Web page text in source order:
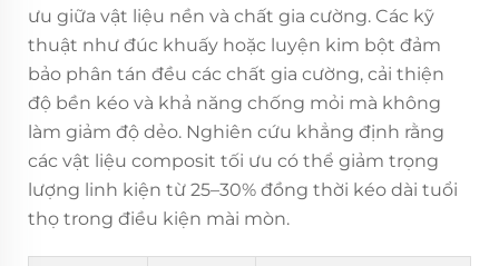
ưu giữa vật liệu nền và chất gia cường. Các kỹ
thuật như đúc khuấy hoặc luyện kim bột đảm
bảo phân tán đều các chất gia cường, cải thiện
độ bền kéo và khả năng chống mỏi mà không
làm giảm độ dẻo. Nghiên cứu khẳng định rằng
các vật liệu composit tối ưu có thể giảm trọng
lượng linh kiện từ 25–30% đồng thời kéo dài tuổi
thọ trong điều kiện mài mòn.